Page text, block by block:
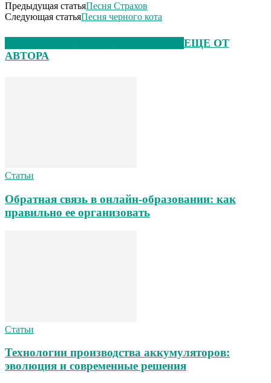
Предыдущая статьяПесня Страхов
Следующая статьяПесня черного кота
ЕЩЕ ОТ
АВТОРА
Статьи
Обратная связь в онлайн-образовании: как
правильно ее организовать
Статьи
Технологии производства аккумуляторов:
эволюция и современные решения